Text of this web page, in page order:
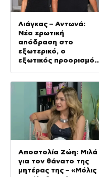
Λιάγκας – Αντωνά:
Νέα ερωτική
απόδραση στο
εξωτερικό, ο
εξωτικός προορισμός
Αποστολία Ζώη: Μιλά
για τον θάνατο της
μητέρας της – «Μόλις